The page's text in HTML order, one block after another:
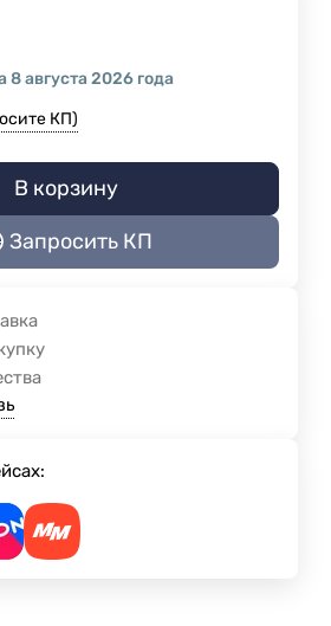
8 августа 2026 года
КП)
В корзину
Запросить КП